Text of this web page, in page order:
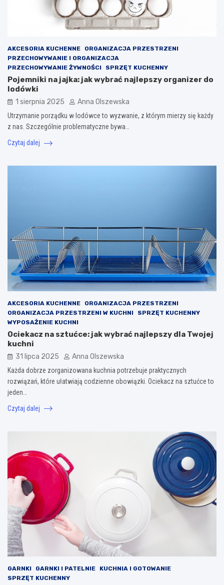
AKCESORIA KUCHENNE
ORGANIZACJA PRZESTRZENI
PRZECHOWYWANIE I ORGANIZACJA
PRZECHOWYWANIE ŻYWNOŚCI
SPRZĘT KUCHENNY
Pojemniki na jajka: jak wybrać najlepszy organizer do
lodówki
1 sierpnia 2025 Anna Olszewska
Utrzymanie porządku w lodówce to wyzwanie, z którym mierzy się każdy
z nas. Szczególnie problematyczne bywa…
Czytaj dalej
AKCESORIA KUCHENNE
ORGANIZACJA PRZESTRZENI
ORGANIZACJA PRZESTRZENI W KUCHNI
SPRZĘT KUCHENNY
WYPOSAŻENIE KUCHNI
Ociekacz na sztućce: jak wybrać najlepszy dla Twojej
kuchni
31 lipca 2025 Anna Olszewska
Każda dobrze zorganizowana kuchnia potrzebuje praktycznych
rozwiązań, które ułatwiają codzienne obowiązki. Ociekacz na sztućce to
jeden…
Czytaj dalej
GARNKI GARNKI I PATELNIE
KUCHNIA I GOTOWANIE
SPRZĘT KUCHENNY